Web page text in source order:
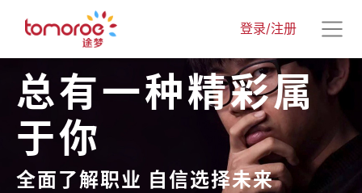
登录/注册
总有一种精彩属
于你
全面了解职业 自信选择未来